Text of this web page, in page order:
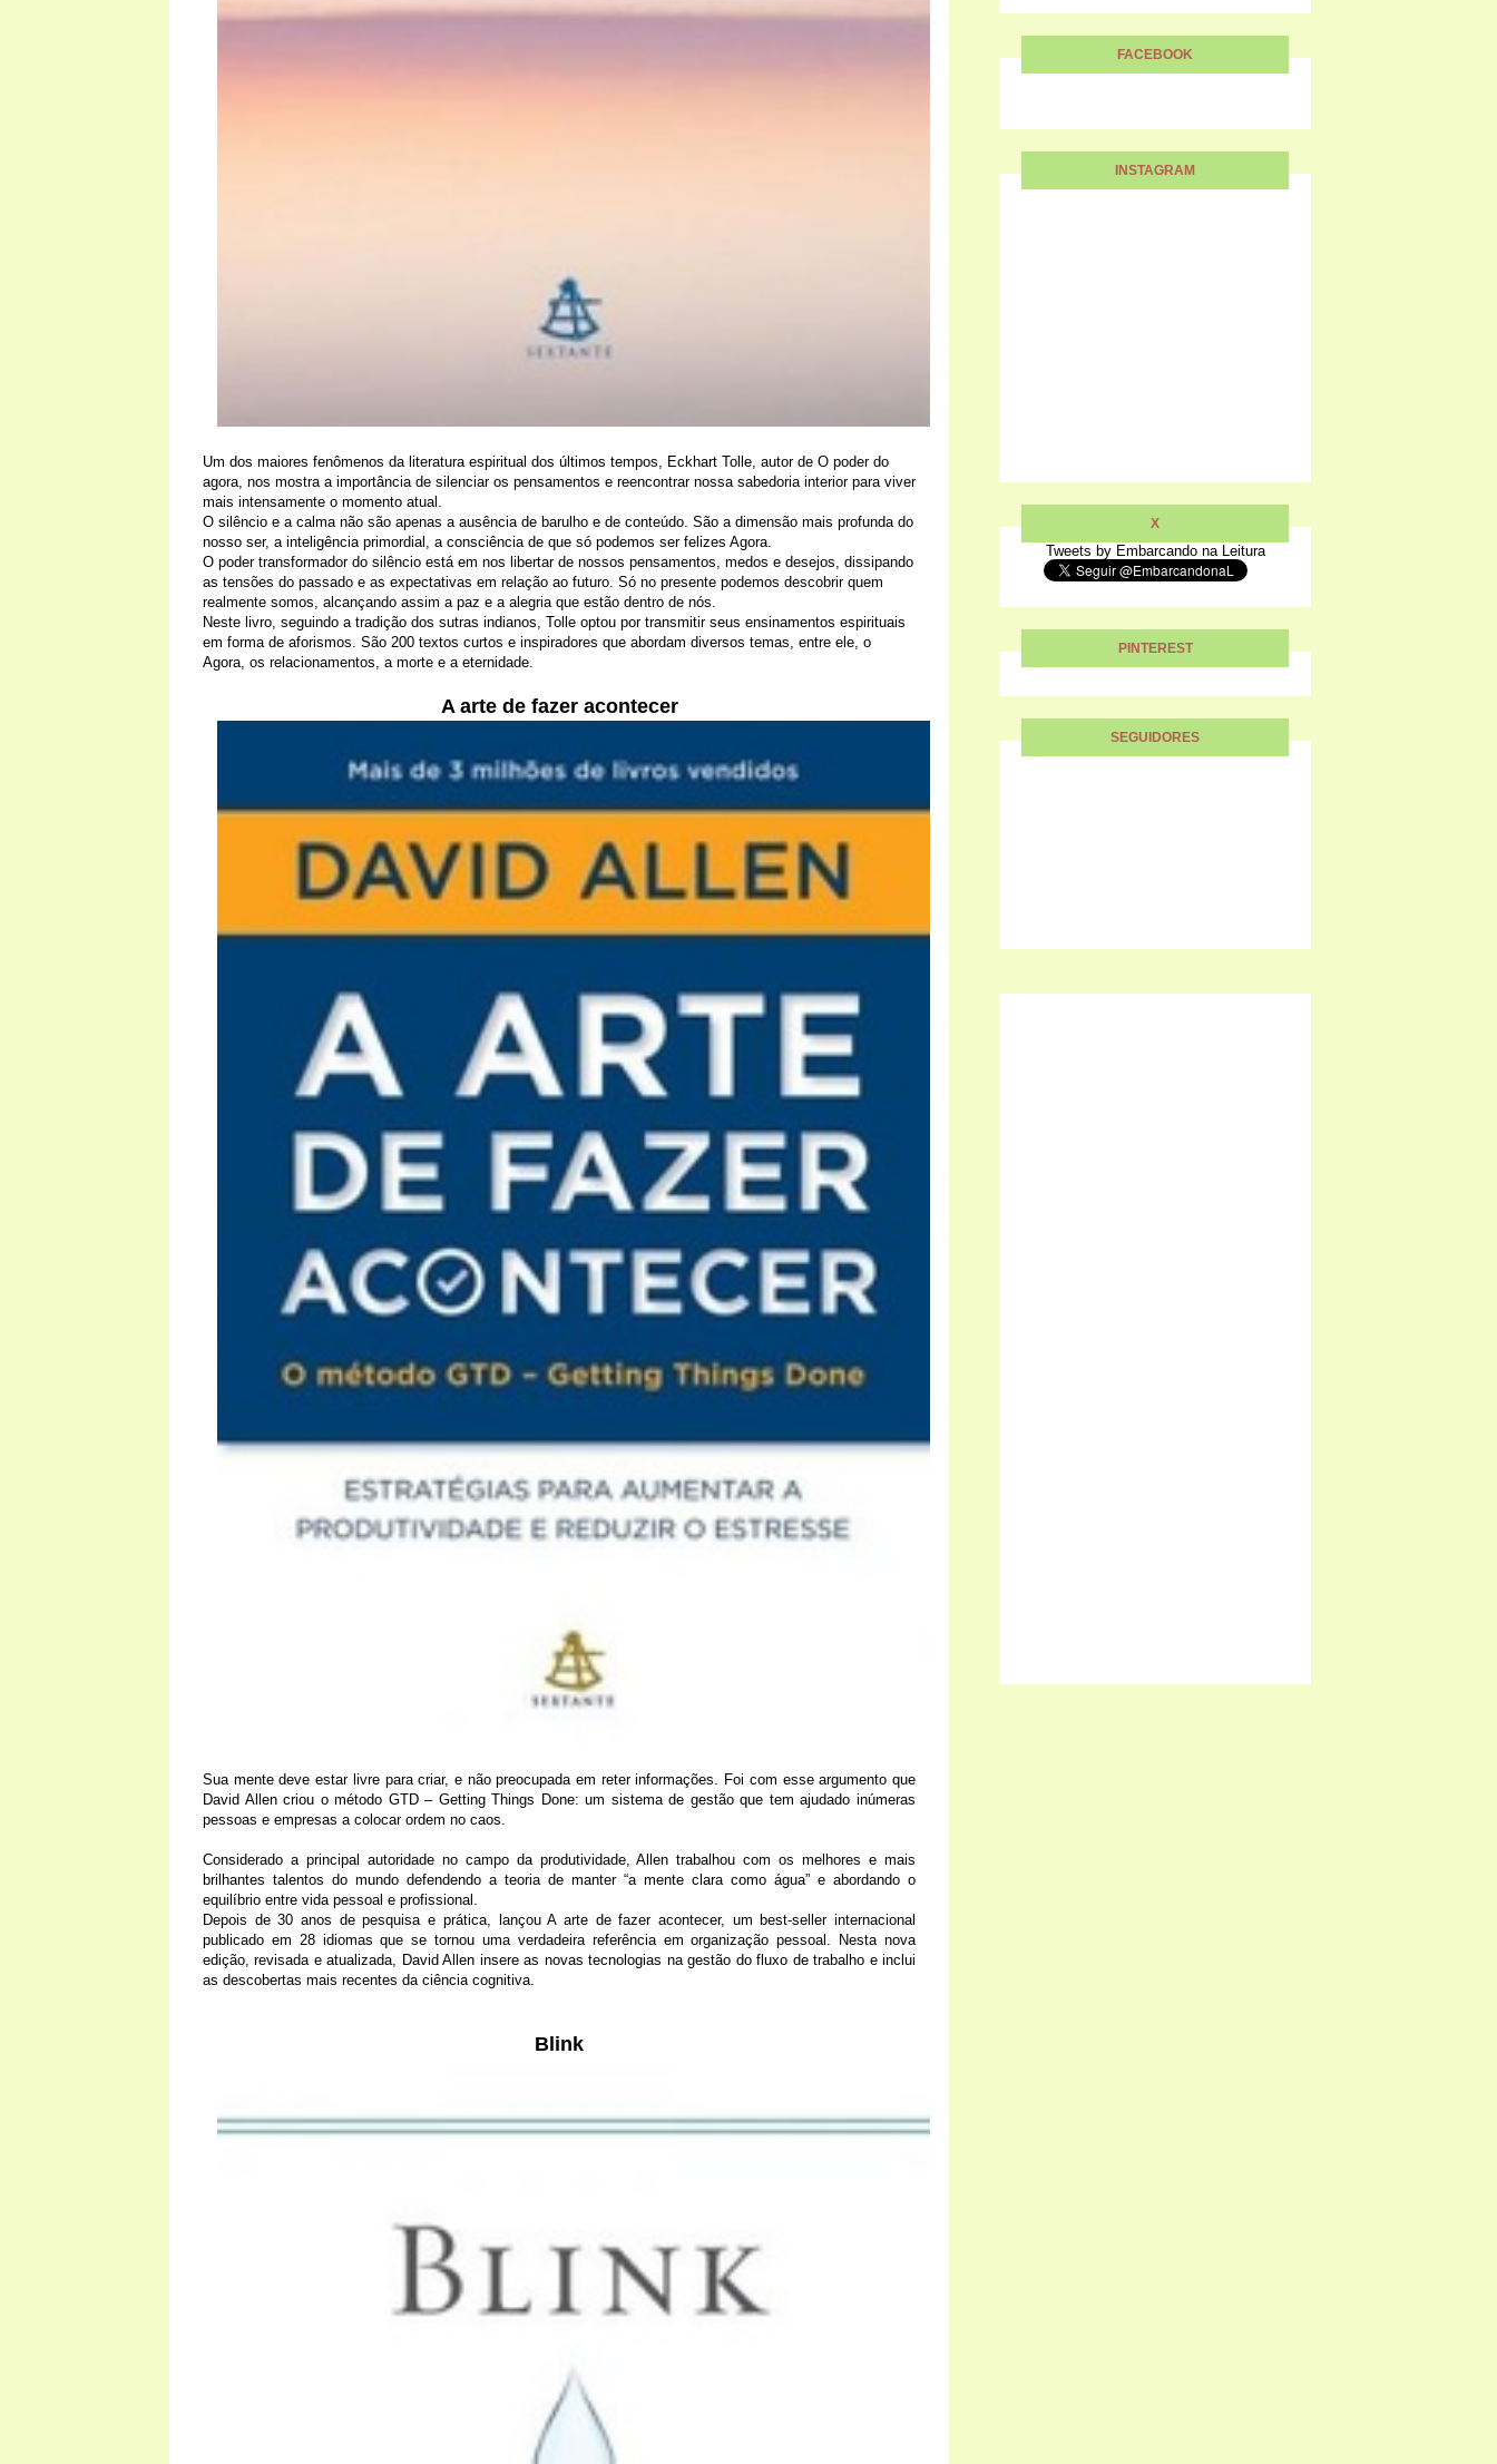
Um dos maiores fenômenos da literatura espiritual dos últimos tempos, Eckhart Tolle, autor de O poder do
agora, nos mostra a importância de silenciar os pensamentos e reencontrar nossa sabedoria interior para viver
mais intensamente o momento atual.
O silêncio e a calma não são apenas a ausência de barulho e de conteúdo. São a dimensão mais profunda do
nosso ser, a inteligência primordial, a consciência de que só podemos ser felizes Agora.
O poder transformador do silêncio está em nos libertar de nossos pensamentos, medos e desejos, dissipando
as tensões do passado e as expectativas em relação ao futuro. Só no presente podemos descobrir quem
realmente somos, alcançando assim a paz e a alegria que estão dentro de nós.
Neste livro, seguindo a tradição dos sutras indianos, Tolle optou por transmitir seus ensinamentos espirituais
em forma de aforismos. São 200 textos curtos e inspiradores que abordam diversos temas, entre ele, o
Agora, os relacionamentos, a morte e a eternidade.
A arte de fazer acontecer
Sua mente deve estar livre para criar, e não preocupada em reter informações. Foi com esse argumento que
David Allen criou o método GTD – Getting Things Done: um sistema de gestão que tem ajudado inúmeras
pessoas e empresas a colocar ordem no caos.
Considerado a principal autoridade no campo da produtividade, Allen trabalhou com os melhores e mais
brilhantes talentos do mundo defendendo a teoria de manter “a mente clara como água” e abordando o
equilíbrio entre vida pessoal e profissional.
Depois de 30 anos de pesquisa e prática, lançou A arte de fazer acontecer, um best-seller internacional
publicado em 28 idiomas que se tornou uma verdadeira referência em organização pessoal. Nesta nova
edição, revisada e atualizada, David Allen insere as novas tecnologias na gestão do fluxo de trabalho e inclui
as descobertas mais recentes da ciência cognitiva.
Blink
FACEBOOK
INSTAGRAM
X
Tweets by Embarcando na Leitura
PINTEREST
SEGUIDORES